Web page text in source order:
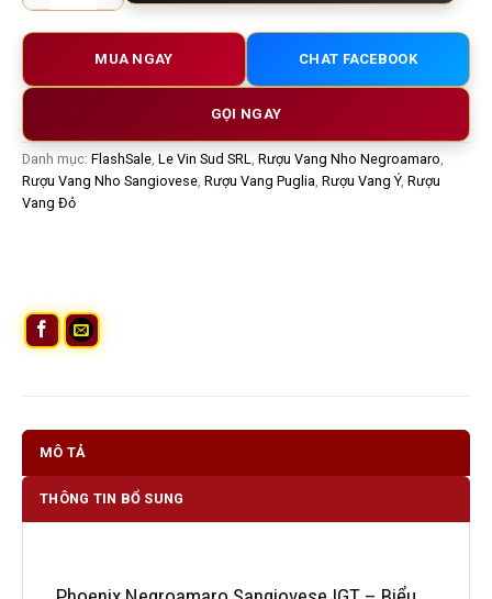
MUA NGAY CHAT FACEBOOK
GỌI NGAY
Danh mục: FlashSale Le Vin Sud SRL Rượu Vang Nho Negroamaro
Rượu Vang Nho Sangiovese Rượu Vang Puglia Rượu Vang Ý, Rượu
Vang Đỏ
MÔ TẢ
THÔNG TIN BỔ SUNG